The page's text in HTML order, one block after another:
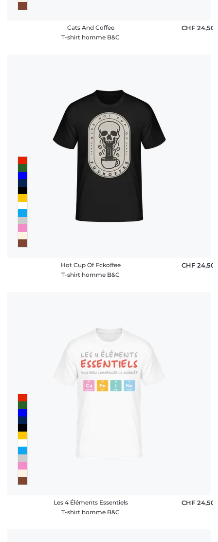
Cats And Coffee
T-shirt homme B&C
CHF 24,50
Hot Cup Of Fckoffee
T-shirt homme B&C
CHF 24,50
Les 4 Éléments Essentiels
T-shirt homme B&C
CHF 24,50